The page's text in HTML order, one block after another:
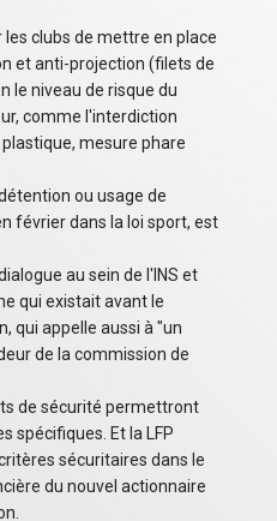
clubs de mettre en place
et anti-projection (filets de
le niveau de risque du
comme l'interdiction
mesure phare
ou usage de
février dans la loi sport, est
au sein de l'INS et
qui existait avant le
qui appelle aussi à "un
de la commission de
de sécurité permettront
spécifiques. Et la LFP
sécuritaires dans le
du nouvel actionnaire